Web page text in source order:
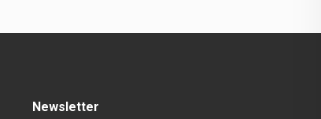
Newsletter